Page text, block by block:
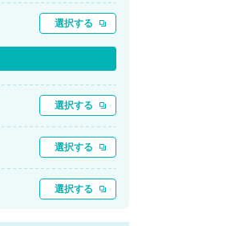
選択する
選択する
選択する
選択する